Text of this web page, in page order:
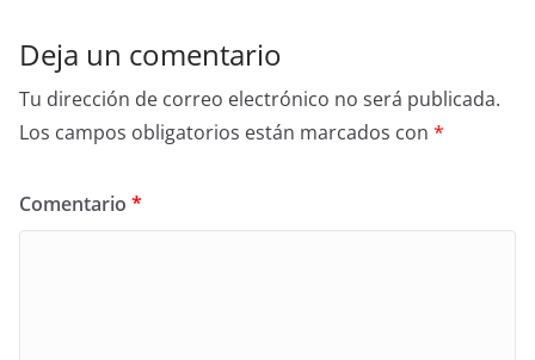
Deja un comentario
Tu dirección de correo electrónico no será publicada.
Los campos obligatorios están marcados con *
Comentario *